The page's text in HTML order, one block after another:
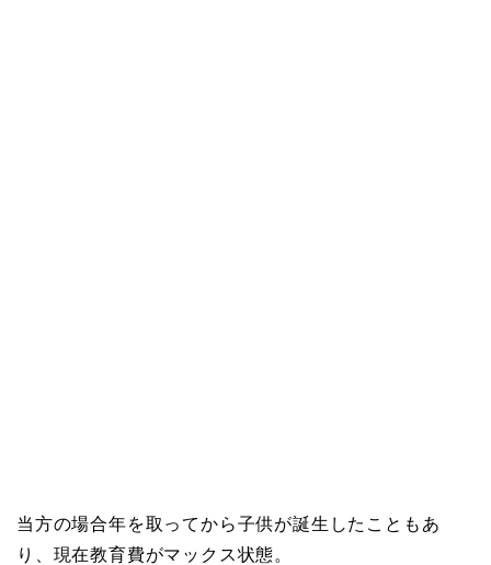
当方の場合年を取ってから子供が誕生したこともあ
り、現在教育費がマックス状態。